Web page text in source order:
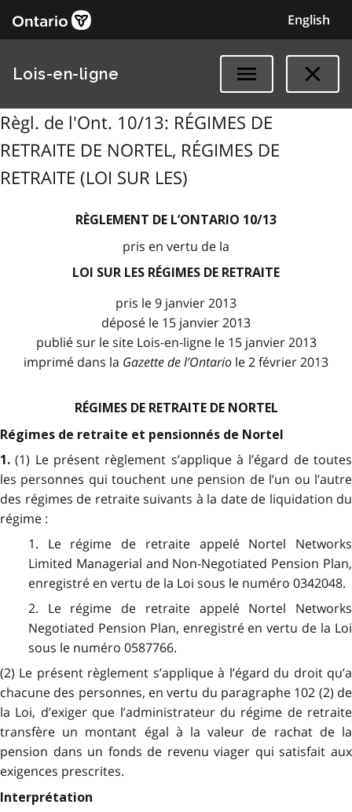
English
Lois-en-ligne
Règl. de l'Ont. 10/13: RÉGIMES DE
RETRAITE DE NORTEL, RÉGIMES DE
RETRAITE (LOI SUR LES)
RÈGLEMENT DE L’ONTARIO 10/13
pris en vertu de la
LOI SUR LES RÉGIMES DE RETRAITE
pris le 9 janvier 2013
déposé le 15 janvier 2013
publié sur le site Lois-en-ligne le 15 janvier 2013
imprimé dans la Gazette de l’Ontario le 2 février 2013
RÉGIMES DE RETRAITE DE NORTEL
Régimes de retraite et pensionnés de Nortel
1.(1) Le présent règlement s’applique à l’égard de toutes
les personnes qui touchent une pension de l’un ou l’autre
des régimes de retraite suivants à la date de liquidation du
régime :
1. Le régime de retraite appelé Nortel Networks
Limited Managerial and Non-Negotiated Pension Plan,
enregistré en vertu de la Loi sous le numéro 0342048.
2. Le régime de retraite appelé Nortel Networks
Negotiated Pension Plan, enregistré en vertu de la Loi
sous le numéro 0587766.
(2) Le présent règlement s’applique à l’égard du droit qu’a
chacune des personnes, en vertu du paragraphe 102 (2) de
la Loi, d’exiger que l’administrateur du régime de retraite
transfère un montant égal à la valeur de rachat de la
pension dans un fonds de revenu viager qui satisfait aux
exigences prescrites.
Interprétation